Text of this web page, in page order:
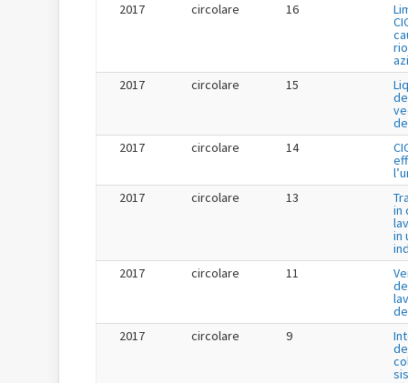
2017
circolare 16
2017
circolare 15
2017
circolare 14
2017
circolare 13
in
in
2017
circolare 11
2017
circolare 9